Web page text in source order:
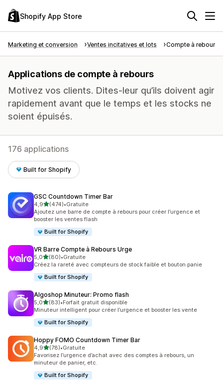
Shopify App Store
Marketing et conversion Ventes incitatives et lots Compte à rebours
Applications de compte à rebours
Motivez vos clients. Dites-leur qu’ils doivent agir
rapidement avant que le temps et les stocks ne
soient épuisés.
176 applications
Built for Shopify
GSC Countdown Timer Bar
4,9étoile(s) sur 5
(474)
474 avis au total
•Gratuite
Ajoutez une barre de compte à rebours pour créer l’urgence et
booster les ventes flash
Built for Shopify
VR Barre Compte à Rebours Urge
5,0étoile(s) sur 5
(80)
80 avis au total
•Gratuite
Créez la rareté avec compteurs de stock faible et bouton panie
Built for Shopify
Algoshop Minuteur: Promo flash
5,0étoile(s) sur 5
(83)
83 avis au total
•Forfait gratuit disponible
Minuteur intelligent pour créer l’urgence et booster les vente
Built for Shopify
Hoppy FOMO Countdown Timer Bar
4,9étoile(s) sur 5
(78)
78 avis au total
•Gratuite
Favorisez l’urgence d’achat avec des comptes à rebours, un
minuteur de panier, etc.
Built for Shopify